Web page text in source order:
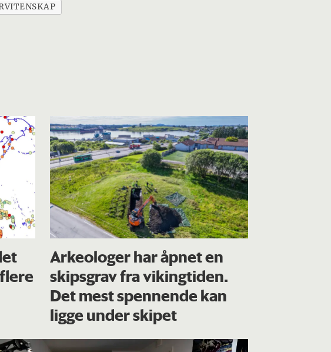
Arkeologer har åpnet en
skipsgrav fra vikingtiden.
Det mest spennende kan
ligge under skipet